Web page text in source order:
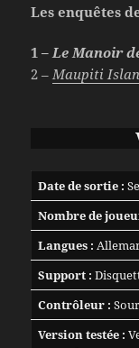
Les enquêtes
1 –Le Manoir
2 –Maupiti
Date de sortie :
Nombre de
Langues :
Support :
Contrôleur :
Version testée :